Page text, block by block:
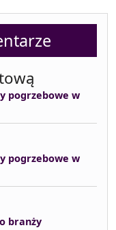
pogrzebowe w
pogrzebowe w
branży